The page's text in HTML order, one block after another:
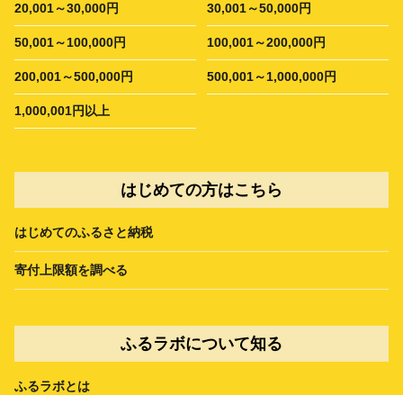
20,001～30,000円 30,001～50,000円
50,001～100,000円 100,001～200,000円
200,001～500,000円 500,001～1,000,000円
1,000,001円以上
はじめての方はこちら
はじめてのふるさと納税
寄付上限額を調べる
ふるラボについて知る
ふるラボとは